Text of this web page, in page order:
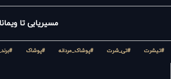
مسیریابی تا
#تیشرت #تی_شرت #پوشاک_مردانه #پوشاک